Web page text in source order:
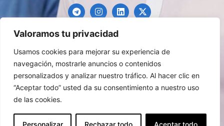
Valoramos tu privacidad
Usamos cookies para mejorar su experiencia de
navegación, mostrarle anuncios o contenidos
personalizados y analizar nuestro tráfico. Al hacer clic en
“Aceptar todo” usted da su consentimiento a nuestro uso
de las cookies.
Personalizar Rechazar todo Aceptar todo
Pago Seguro
Política de privacidad
Aviso legal